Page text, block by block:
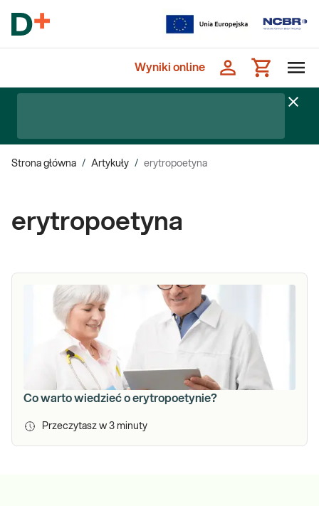
Wyniki online
Strona główna / Artykuły / erytropoetyna
erytropoetyna
Co warto wiedzieć o erytropoetynie?
Przeczytasz w 3 minuty